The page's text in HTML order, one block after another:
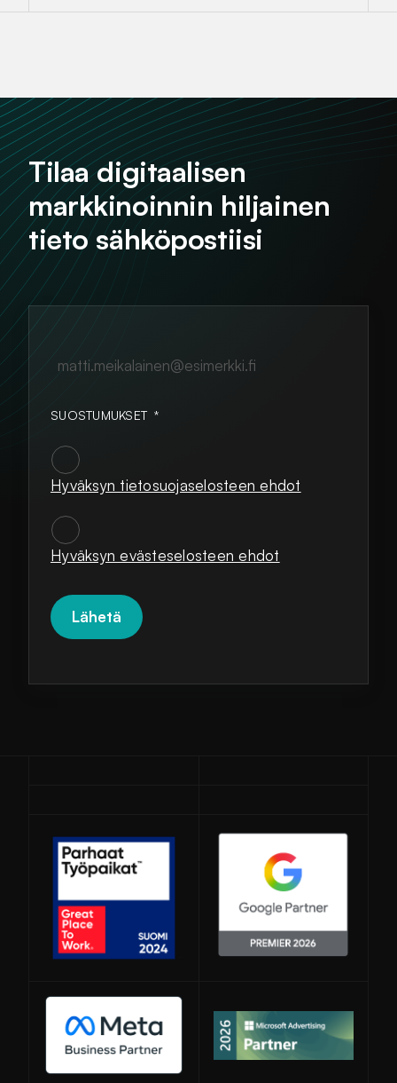
Tilaa digitaalisen
markkinoinnin hiljainen
tieto sähköpostiisi
SUOSTUMUKSET *
Hyväksyn tietosuojaselosteen ehdot
SUOSTUMUKSET
Hyväksyn evästeselosteen ehdot
Avautuu uuteen ikkunaan